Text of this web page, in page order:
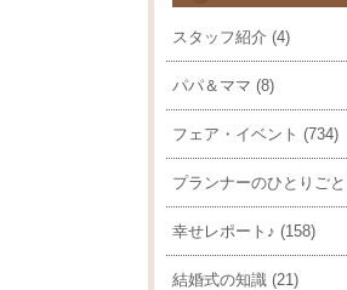
スタッフ紹介 (4)
パパ＆ママ (8)
フェア・イベント (734)
プランナーのひとりごと
幸せレポート♪ (158)
結婚式の知識 (21)